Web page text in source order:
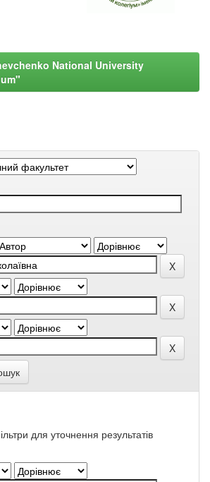
National University
для уточнення результатів